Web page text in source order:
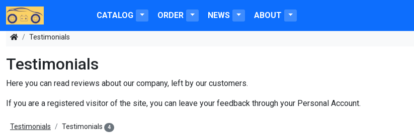
CATALOG ORDER NEWS ABOUT
Testimonials
Testimonials
Here you can read reviews about our company, left by our customers.
If you are a registered visitor of the site, you can leave your feedback through your Personal Account.
Testimonials Testimonials 4